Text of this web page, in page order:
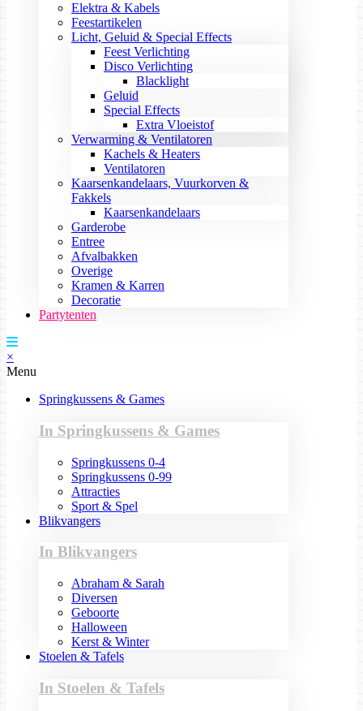
Elektra & Kabels
Feestartikelen
Licht, Geluid & Special Effects
Feest Verlichting
Disco Verlichting
Blacklight
Geluid
Special Effects
Extra Vloeistof
Verwarming & Ventilatoren
Kachels & Heaters
Ventilatoren
Kaarsenkandelaars, Vuurkorven &
Fakkels
Kaarsenkandelaars
Garderobe
Entree
Afvalbakken
Overige
Kramen & Karren
Decoratie
Partytenten
×
Menu
Springkussens & Games
In Springkussens & Games
Springkussens 0-4
Springkussens 0-99
Attracties
Sport & Spel
Blikvangers
In Blikvangers
Abraham & Sarah
Diversen
Geboorte
Halloween
Kerst & Winter
Stoelen & Tafels
In Stoelen & Tafels